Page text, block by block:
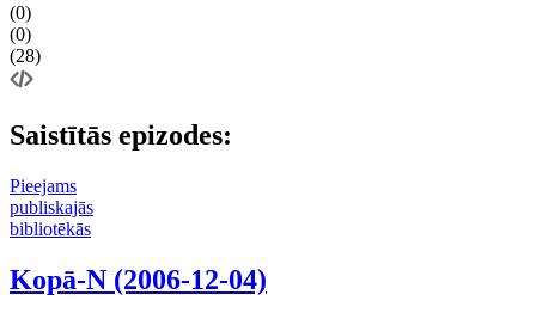
(0)
(0)
(28)
Saistītās epizodes:
Pieejams
publiskajās
bibliotēkās
Kopā-N (2006-12-04)